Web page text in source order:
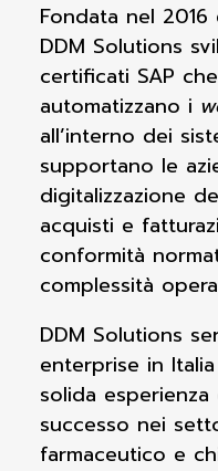
Fondata nel
DDM Solutions
certificati SAP
automatizzano i
all’interno dei
supportano le
digitalizzazione
acquisti e
conformità
complessità
DDM Solutions
enterprise in
solida
successo nei
farmaceutico e